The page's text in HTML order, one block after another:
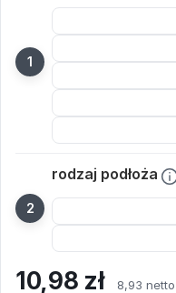
rodzaj podłoża
10,98 zł 8,93 netto